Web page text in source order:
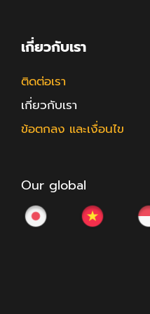
เกี่ยวกับเรา
ติดต่อเรา
เกี่ยวกับเรา
ข้อตกลง และเงื่อนไข
Our global